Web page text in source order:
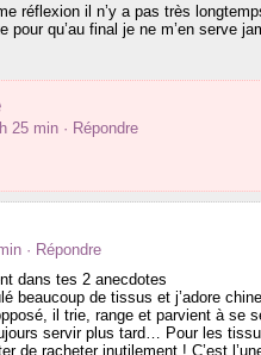
réflexion il n’y a pas très
pour qu’au final je ne m’en serve
25 min · Répondre
· Répondre
dans tes 2 anecdotes
beaucoup de tissus et j’adore
il trie, range et parvient à se
servir plus tard… Pour les
de racheter inutilement ! C’est